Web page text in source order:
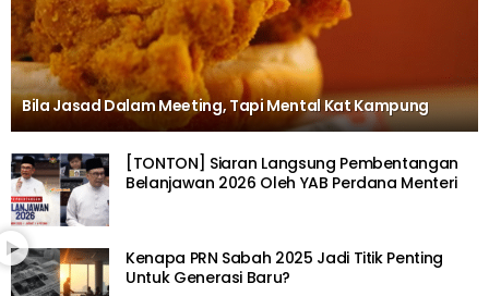
Bila Jasad Dalam Meeting, Tapi Mental Kat Kampung
[TONTON] Siaran Langsung Pembentangan
Belanjawan 2026 Oleh YAB Perdana Menteri
Kenapa PRN Sabah 2025 Jadi Titik Penting
Untuk Generasi Baru?